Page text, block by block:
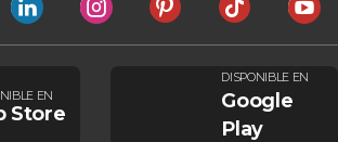
EN
Store
DISPONIBLE EN
Google
Play